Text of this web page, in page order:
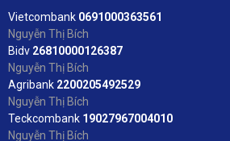
Vietcombank 0691000363561
Nguyễn Thị Bích
Bidv 26810000126387
Nguyễn Thị Bích
Agribank 2200205492529
Nguyễn Thị Bích
Teckcombank 19027967004010
Nguyễn Thị Bích